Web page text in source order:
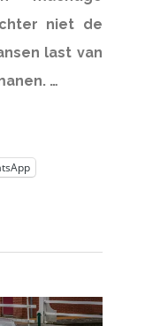
niet de
last van
…